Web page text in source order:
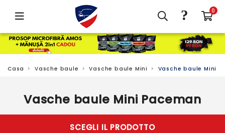
0
?
Casa Vasche baule Vasche baule Mini Vasche baule Mini
Vasche baule Mini Paceman
SCEGLI IL PRODOTTO